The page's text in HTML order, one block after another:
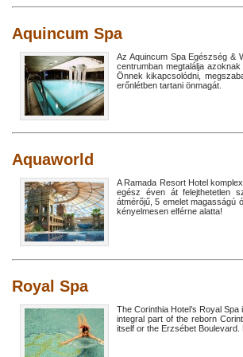
Aquincum Spa
Az Aquincum Spa Egészség &
centrumban megtalálja
Önnek kikapcsolódni,
erőnlétben tartani önmagát.
Aquaworld
A Ramada Resort Hotel
egész éven át felejthetetlen
átmérőjű, 5 emelet magasságú
kényelmesen elférne alatta!
Royal Spa
The Corinthia Hotel’s Royal
integral part of the reborn
itself or the Erzsébet Boulevard.